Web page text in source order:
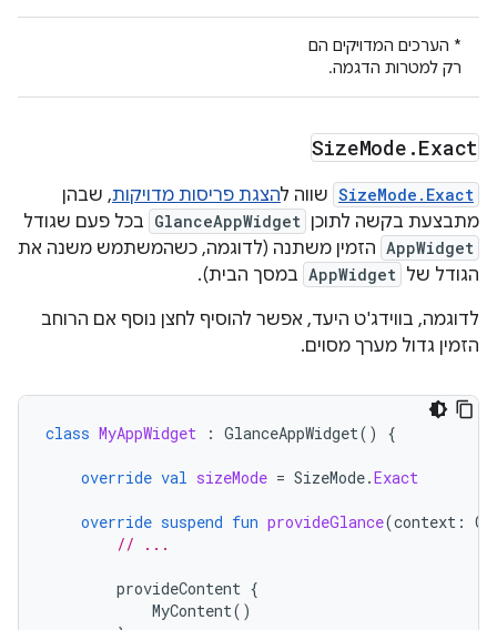
* הערכים המדויקים הם
רק למטרות הדגמה.
SizeMode .Exact
SizeMode.Exact שווה להצגת פריסות מדויקות, שבהן
מתבצעת בקשה לתוכן GlanceAppWidget בכל פעם שגודל
AppWidget הזמין משתנה (לדוגמה, כשהמשתמש משנה את
הגודל של AppWidget במסך הבית).
לדוגמה, בווידג'ט היעד, אפשר להוסיף לחצן נוסף אם הרוחב
הזמין גדול מערך מסוים.
class MyAppWidget : GlanceAppWidget() {
override val sizeMode = SizeMode.Exact
override suspend fun provideGlance(context :
// ...
provideContent {
MyContent()